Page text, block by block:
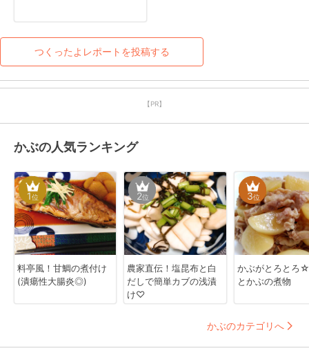
つくったよレポートを投稿する
【PR】
かぶの人気ランキング
1位
料亭風！甘鯛の煮付け
(潰瘍性大腸炎◎)
2位
農家直伝！塩昆布と白
だしで簡単カブの浅漬
け♡
3位
かぶがとろとろ
とかぶの煮物
かぶのカテゴリへ